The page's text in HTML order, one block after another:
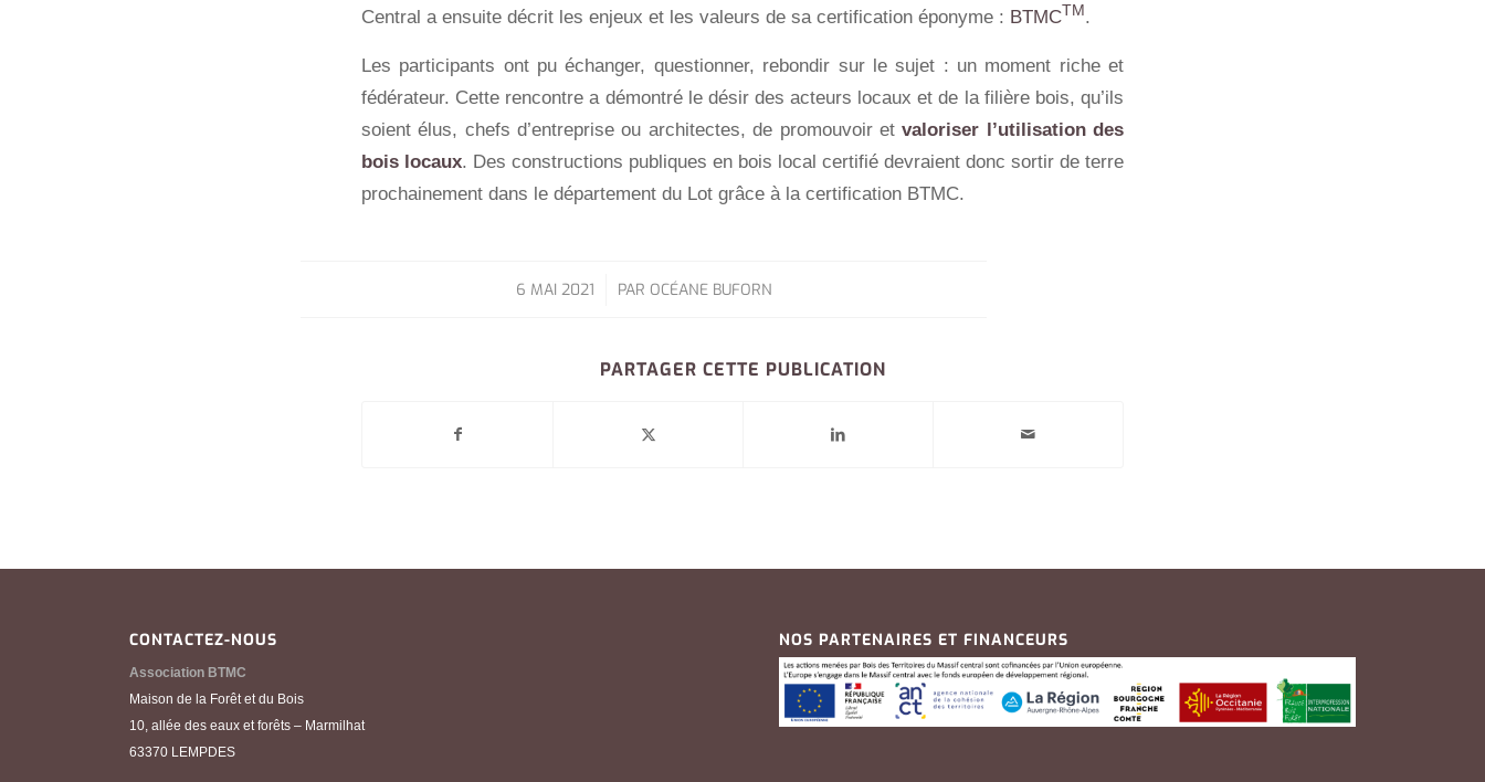
Central a ensuite décrit les enjeux et les valeurs de sa certification éponyme : BTMCTM.
Les participants ont pu échanger, questionner, rebondir sur le sujet : un moment riche et
fédérateur. Cette rencontre a démontré le désir des acteurs locaux et de la filière bois, qu’ils
soient élus, chefs d’entreprise ou architectes, de promouvoir etvaloriser l’utilisation des
bois locaux. Des constructions publiques en bois local certifié devraient donc sortir de terre
prochainement dans le département du Lot grâce à la certification BTMC.
6 MAI 2021
/ PAR OCÉANE BUFORN
PARTAGER CETTE PUBLICATION
CONTACTEZ-NOUS
Association BTMC
Maison de la Forêt et du Bois
10, allée des eaux et forêts – Marmilhat
63370 LEMPDES
NOS PARTENAIRES ET FINANCEURS